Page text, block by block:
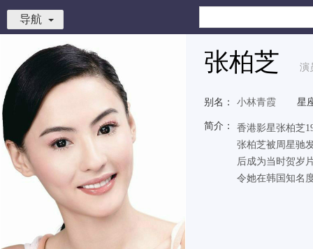
导航
张柏芝 演
别名： 小林青霞 星
简介：
香港影星张柏芝
张柏芝被周星驰
后成为当时贺岁
令她在韩国知名